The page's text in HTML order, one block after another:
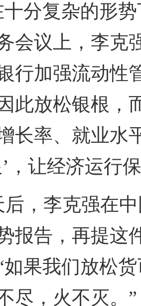
十分复杂的形
会议上，李克
行加强流动性
此放松银根，
长率、就业水
，让经济运行
后，李克强在
报告，再提这
如果我们放松
尽，火不灭。”